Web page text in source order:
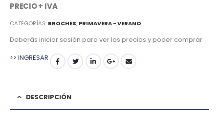
PRECIO + IVA
CATEGORÍAS: BROCHES, PRIMAVERA - VERANO
Deberás iniciar sesión para ver los precios y poder comprar
>> INGRESAR
DESCRIPCIÓN